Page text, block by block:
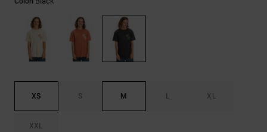
alle
domande
più
accedi al
modulo di
XS S M L XL
XXL